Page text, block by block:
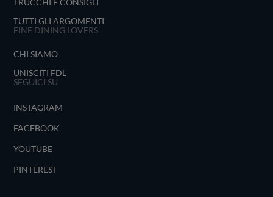
TRUCCHI E CONSIGLI
TUTTI GLI ARGOMENTI
FINE DINING LOVERS
CHI SIAMO
UNISCITI FDL
SEGUICI SU
INSTAGRAM
FACEBOOK
YOUTUBE
PINTEREST